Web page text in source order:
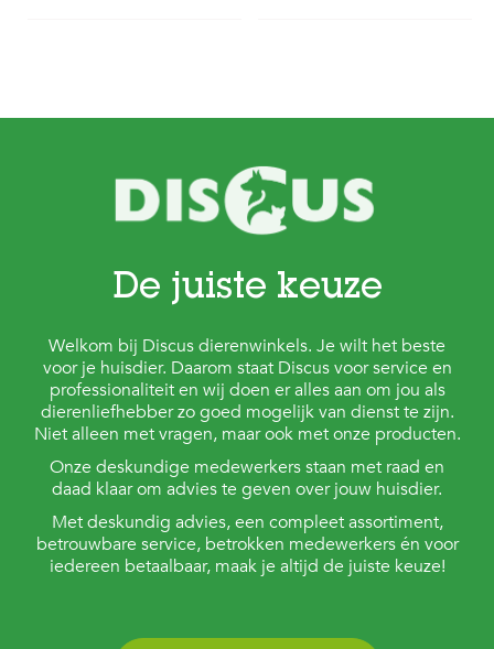
De juiste keuze
Welkom bij Discus dierenwinkels. Je wilt het beste
voor je huisdier. Daarom staat Discus voor service en
professionaliteit en wij doen er alles aan om jou als
dierenliefhebber zo goed mogelijk van dienst te zijn.
Niet alleen met vragen, maar ook met onze producten.
Onze deskundige medewerkers staan met raad en
daad klaar om advies te geven over jouw huisdier.
Met deskundig advies, een compleet assortiment,
betrouwbare service, betrokken medewerkers én voor
iedereen betaalbaar, maak je altijd de juiste keuze!